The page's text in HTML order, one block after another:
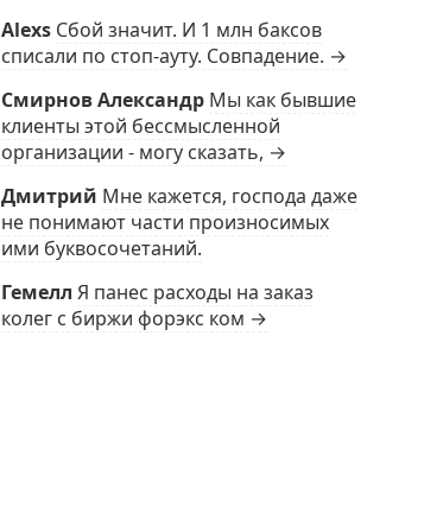
Alexs Сбой значит. И 1 млн баксов
списали по стоп-ауту. Совпадение. →
Смирнов Александр Мы как бывшие
клиенты этой бессмысленной
организации - могу сказать, →
Дмитрий Мне кажется, господа даже
не понимают части произносимых
ими буквосочетаний.
Гемелл Я панес расходы на заказ
колег с биржи форэкс ком →